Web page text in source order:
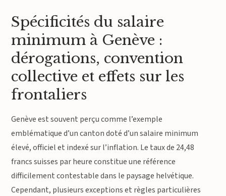
Spécificités du salaire
minimum à Genève :
dérogations, convention
collective et effets sur les
frontaliers
Genève est souvent perçu comme l’exemple
emblématique d’un canton doté d’un salaire minimum
élevé, officiel et indexé sur l’inflation. Le taux de 24,48
francs suisses par heure constitue une référence
difficilement contestable dans le paysage helvétique.
Cependant, plusieurs exceptions et règles particulières